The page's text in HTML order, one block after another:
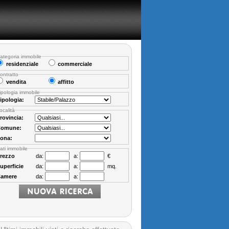
immobile
residenziale commerciale
vendita affitto
immobile
immobile
da: a:
€
da: a:
mq.
da: a: